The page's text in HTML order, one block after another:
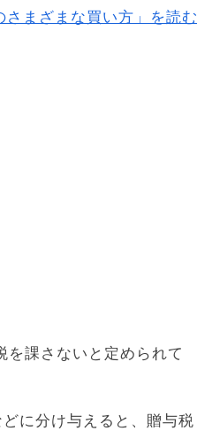
さまざまな買い方」を読む
を課さないと定められて
に分け与えると、贈与税